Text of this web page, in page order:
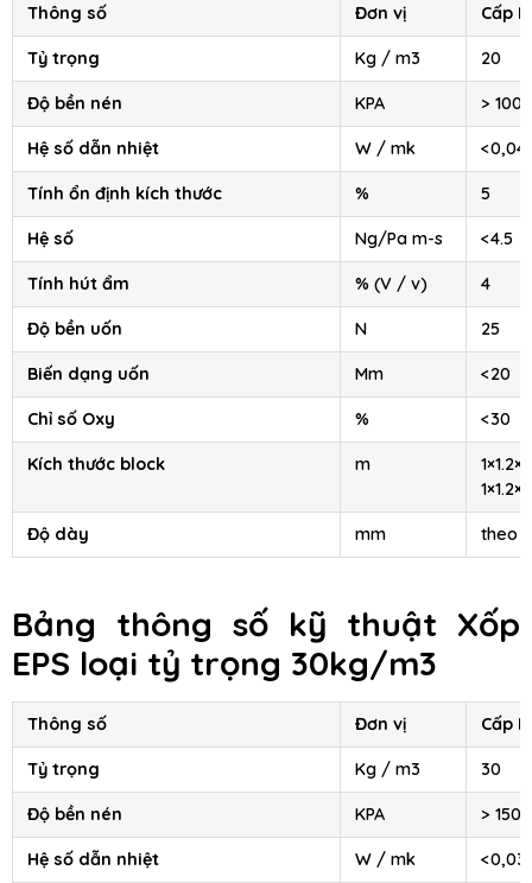
Thông số Đơn vị Cấp II
Tỷ trọng Kg / m3 20
Độ bền nén KPA > 100
Hệ số dẫn nhiệt W / mk
Tính ổn định kích thước % 5
Hệ số Ng/Pa m-s <4.5
Tính hút ẩm % (V / v) 4
Độ bền uốn N 25
Biến dạng uốn Mm <20
Chỉ số Oxy % <30
Kích thước block m
1×1.2×4
Độ dày mm theo
Bảng thông số kỹ thuật Xốp
EPS loại tỷ trọng 30kg/m3
Thông số Đơn vị Cấp III
Tỷ trọng Kg / m3 30
Độ bền nén KPA > 150
Hệ số dẫn nhiệt W / mk